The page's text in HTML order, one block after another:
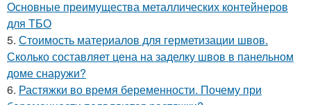
Основные преимущества металлических контейнеров
для ТБО
5. Стоимость материалов для герметизации швов.
Сколько составляет цена на заделку швов в панельном
доме снаружи?
6. Растяжки во время беременности. Почему при